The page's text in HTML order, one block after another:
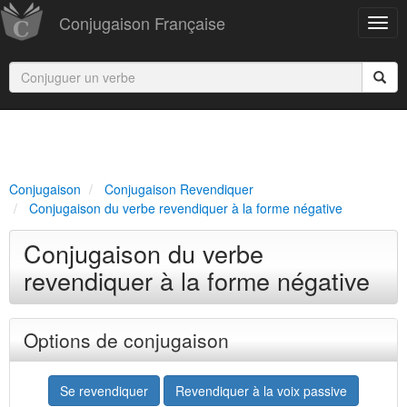
Conjugaison Française
Conjugaison
Conjugaison Revendiquer
Conjugaison du verbe revendiquer à la forme négative
Conjugaison du verbe
revendiquer à la forme négative
Options de conjugaison
Se revendiquer Revendiquer à la voix passive